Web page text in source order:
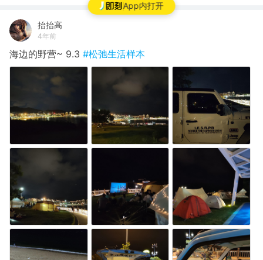
App内打开
抬抬高
4年前
海边的野营~ 9.3 #松弛生活样本